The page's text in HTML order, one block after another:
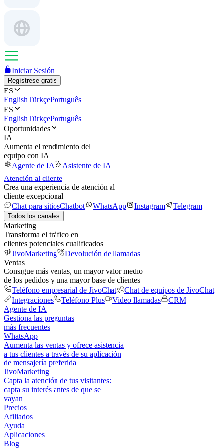
Iniciar Sesión
Regístrese gratis
ES
EnglishTürkçePortuguês
ES
EnglishTürkçePortuguês
Oportunidades
IA
Aumenta el rendimiento del
equipo con IA
Agente de IA
Asistente de IA
Atención al cliente
Crea una experiencia de atención al
cliente excepcional
Chat para sitiosChatbot WhatsApp Instagram Telegram
Todos los canales
Marketing
Transforma el tráfico en
clientes potenciales cualificados
JivoMarketing
Devolución de llamadas
Ventas
Consigue más ventas, un mayor valor medio
de los pedidos y una mayor base de clientes
Teléfono empresarial de JivoChat
Chat de equipos de JivoChat
Integraciones
Teléfono Plus Video llamadas
CRM
Agente de IA
Gestiona las preguntas
más frecuentes
WhatsApp
Aumenta las ventas y ofrece asistencia
a tus clientes a través de su aplicación
de mensajería preferida
JivoMarketing
Capta la atención de tus visitantes:
capta su interés antes de que se
vayan
Precios
Afiliados
Ayuda
Aplicaciones
Blog